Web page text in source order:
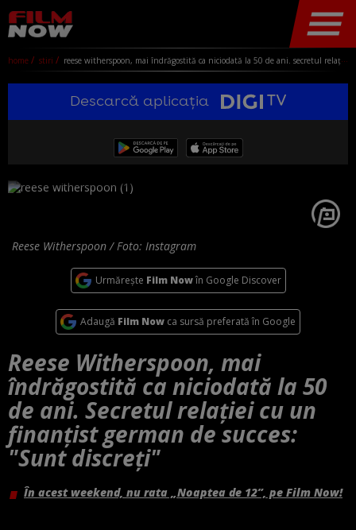
home stiri reese witherspoon, mai îndrăgostită ca niciodată la 50 de ani. secretul relației cu un finanțist german de succes: "sunt discreți"
Descarcă aplicația
Reese Witherspoon / Foto: Instagram
Urmărește Film Nowîn Google Discover
Adaugă Film Now ca sursă preferată în Google
Reese Witherspoon, mai
îndrăgostită ca niciodată la 50
de ani. Secretul relației cu un
finanțist german de succes:
"Sunt discreți"
În acest weekend, nu rata „Noaptea de 12”, pe Film Now!